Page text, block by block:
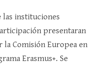
las instituciones
presentaran
la Comisión Europea en
Erasmus+. Se